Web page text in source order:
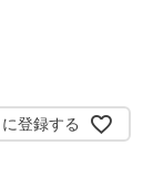
登録する